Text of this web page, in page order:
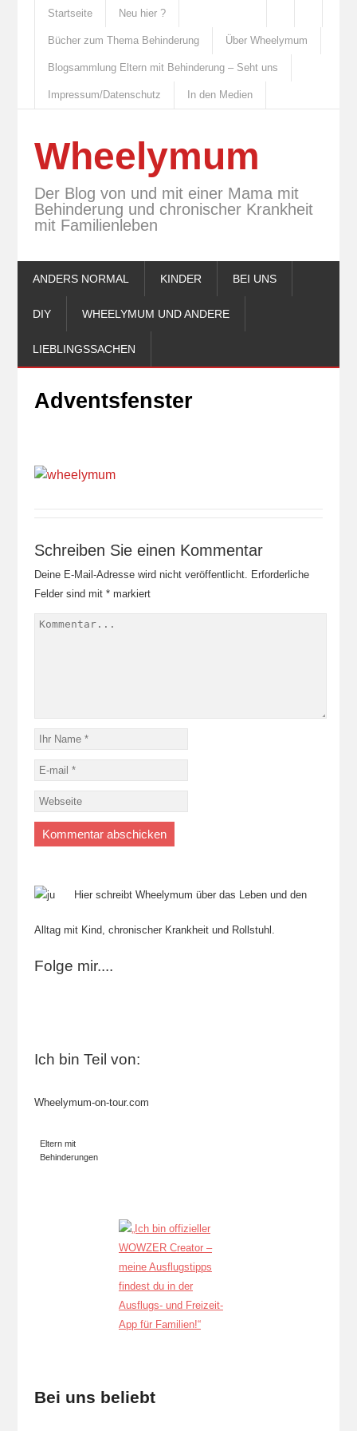
Startseite Neu hier ?
Bücher zum Thema Behinderung Über Wheelymum
Blogsammlung Eltern mit Behinderung – Seht uns
Impressum/Datenschutz In den Medien
Wheelymum
Der Blog von und mit einer Mama mit
Behinderung und chronischer Krankheit
mit Familienleben
ANDERS NORMAL KINDER BEI UNS
DIY WHEELYMUM UND ANDERE
LIEBLINGSSACHEN
Adventsfenster
Schreiben Sie einen Kommentar
Deine E-Mail-Adresse wird nicht veröffentlicht. Erforderliche
Felder sind mit *markiert
Hier schreibt Wheelymum über das Leben und den
Alltag mit Kind, chronischer Krankheit und Rollstuhl.
Folge mir....
Ich bin Teil von:
Wheelymum-on-tour.com
Eltern mit
Behinderungen
Bei uns beliebt